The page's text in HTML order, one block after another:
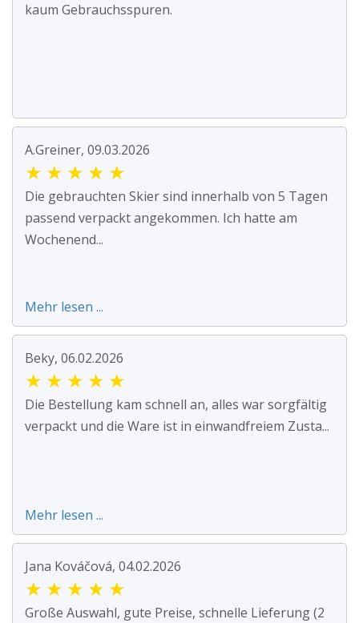
kaum Gebrauchsspuren.
A.Greiner, 09.03.2026
★ ★ ★ ★ ★
Die gebrauchten Skier sind innerhalb von 5 Tagen
passend verpackt angekommen. Ich hatte am
Wochenend...
Mehr lesen ...
Beky, 06.02.2026
★ ★ ★ ★ ★
Die Bestellung kam schnell an, alles war sorgfältig
verpackt und die Ware ist in einwandfreiem Zusta...
Mehr lesen ...
Jana Kováčová, 04.02.2026
★ ★ ★ ★ ★
Große Auswahl, gute Preise, schnelle Lieferung (2